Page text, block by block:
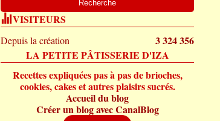
VISITEURS
Depuis la création
3 324 356
LA PETITE PÂTISSERIE D'IZA
Recettes expliquées pas à pas de brioches,
cookies, cakes et autres plaisirs sucrés.
Accueil du blog
Créer un blog avec CanalBlog